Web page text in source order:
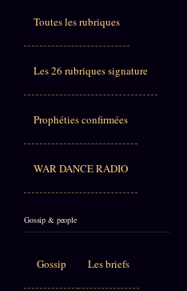
Toutes les rubriques
Les 26 rubriques signature
Prophéties confirmées
WAR DANCE RADIO
Gossip & people
Gossip Les briefs